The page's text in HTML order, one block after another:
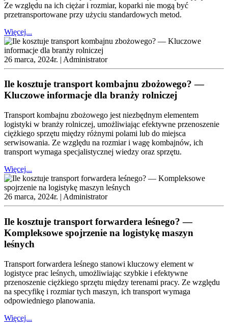
Ze względu na ich ciężar i rozmiar, koparki nie mogą być
przetransportowane przy użyciu standardowych metod.
Więcej...
26 marca, 2024r. | Administrator
Ile kosztuje transport kombajnu zbożowego? —
Kluczowe informacje dla branży rolniczej
Transport kombajnu zbożowego jest niezbędnym elementem
logistyki w branży rolniczej, umożliwiając efektywne przenoszenie
ciężkiego sprzętu między różnymi polami lub do miejsca
serwisowania. Ze względu na rozmiar i wagę kombajnów, ich
transport wymaga specjalistycznej wiedzy oraz sprzętu.
Więcej...
26 marca, 2024r. | Administrator
Ile kosztuje transport forwardera leśnego? —
Kompleksowe spojrzenie na logistykę maszyn
leśnych
Transport forwardera leśnego stanowi kluczowy element w
logistyce prac leśnych, umożliwiając szybkie i efektywne
przenoszenie ciężkiego sprzętu między terenami pracy. Ze względu
na specyfikę i rozmiar tych maszyn, ich transport wymaga
odpowiedniego planowania.
Więcej...